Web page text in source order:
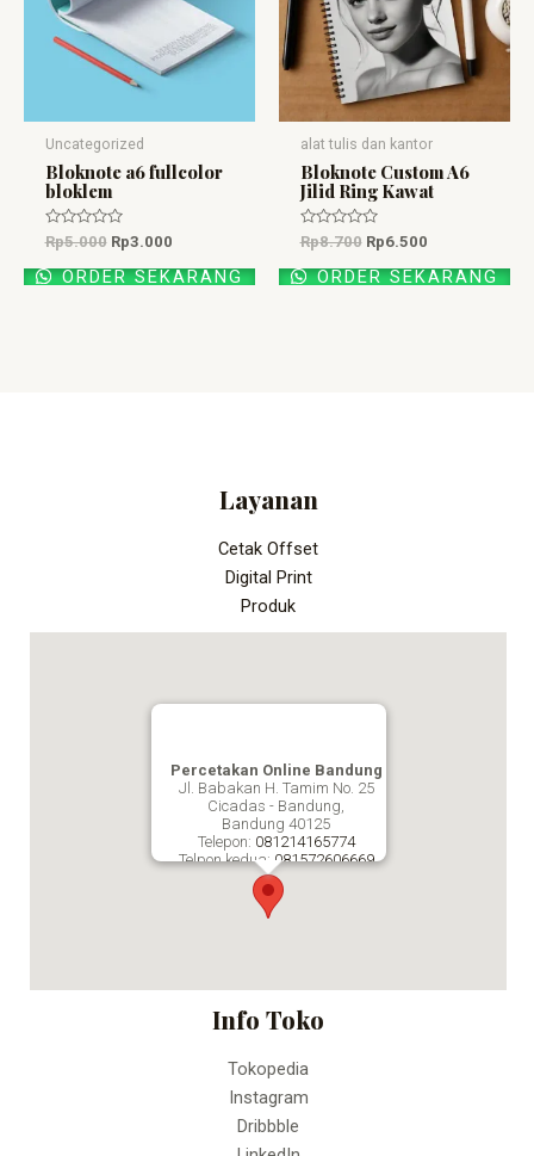
Uncategorized
Bloknote a6 fullcolor
bloklem
Dinilai
0
dari
5
Rp5.000 Rp3.000
ORDER SEKARANG
alat tulis dan kantor
Bloknote Custom A6
Jilid Ring Kawat
Dinilai
0
dari
5
Rp8.700 Rp6.500
ORDER SEKARANG
Layanan
Cetak Offset
Digital Print
Produk
Percetakan Online Bandung
Jl. Babakan H. Tamim No. 25
Cicadas - Bandung,
Bandung 40125
Telepon: 081214165774
Telpon kedua: 081572606669
Percetakan Online Bandung
Info Toko
Tokopedia
Instagram
Dribbble